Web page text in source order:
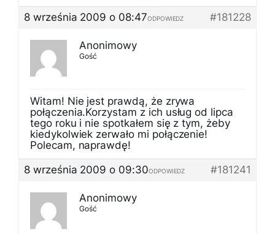
8 września 2009 o 08:47
#181228
ODPOWIEDZ
Anonimowy
Gość
Witam! Nie jest prawdą, że zrywa
połączenia.Korzystam z ich usług od lipca
tego roku i nie spotkałem się z tym, żeby
kiedykolwiek zerwało mi połączenie!
Polecam, naprawdę!
8 września 2009 o 09:30
#181241
ODPOWIEDZ
Anonimowy
Gość